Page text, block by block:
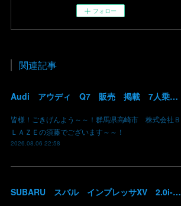
フォロー
関連記事
Audi アウディ Q7 販売 掲載 7人乗り リアモニター サンルーフ 車検整備2年付き 群馬 高崎
皆様！ごきげんよう～～！群馬県高崎市 株式会社Ｂ
ＬＡＺＥの須藤でございます～～！
2026.08.06 22:58
SUBARU スバル インプレッサXV 2.0i-L EyeSight AWD 御納車 GT7 群馬県高崎市 株式会社BLAZE